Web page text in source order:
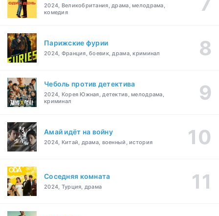
2024, Великобритания, драма, мелодрама,
комедия
Парижские фурии
2024, Франция, боевик, драма, криминал
Чеболь против детектива
2024, Корея Южная, детектив, мелодрама,
криминал
Амай идёт на войну
2024, Китай, драма, военный, история
Соседняя комната
2024, Турция, драма